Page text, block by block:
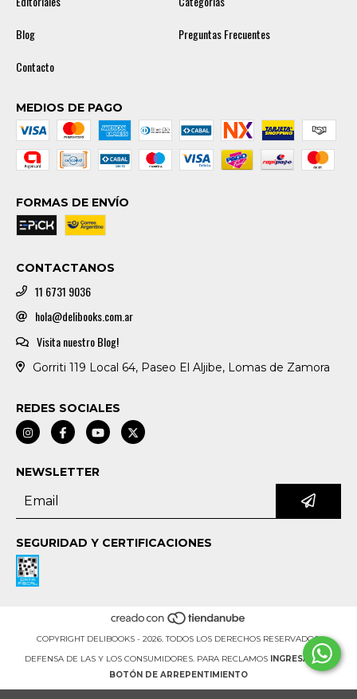
Blog
Preguntas Frecuentes
Contacto
MEDIOS DE PAGO
FORMAS DE ENVÍO
CONTACTANOS
11 6731 9036
hola@delibooks.com.ar
Visita nuestro Blog!
Gorriti 119 Local 64, Paseo El Aljibe, Lomas de Zamora
REDES SOCIALES
NEWSLETTER
SEGURIDAD Y CERTIFICACIONES
COPYRIGHT DELIBOOKS - 2026. TODOS LOS DERECHOS RESERVADOS.
DEFENSA DE LAS Y LOS CONSUMIDORES. PARA RECLAMOS
INGRESÁ ACÁ.
BOTÓN DE ARREPENTIMIENTO